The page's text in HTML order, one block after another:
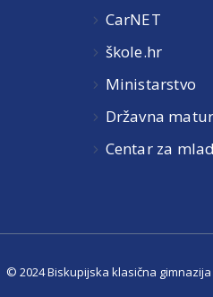
CarNET
škole.hr
Ministarstvo
Državna
Centar za
© 2024 Biskupijska klasična